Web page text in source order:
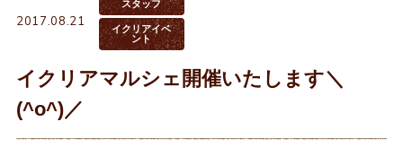
2017.08.21
スタッフ
イクリアイベ
ント
イクリアマルシェ開催いたします＼
(^o^)／